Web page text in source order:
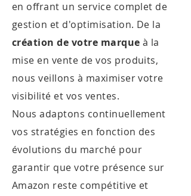
en offrant un service complet de
gestion et d'optimisation. De la
création de votre marque à la
mise en vente de vos produits,
nous veillons à maximiser votre
visibilité et vos ventes.
Nous adaptons continuellement
vos stratégies en fonction des
évolutions du marché pour
garantir que votre présence sur
Amazon reste compétitive et